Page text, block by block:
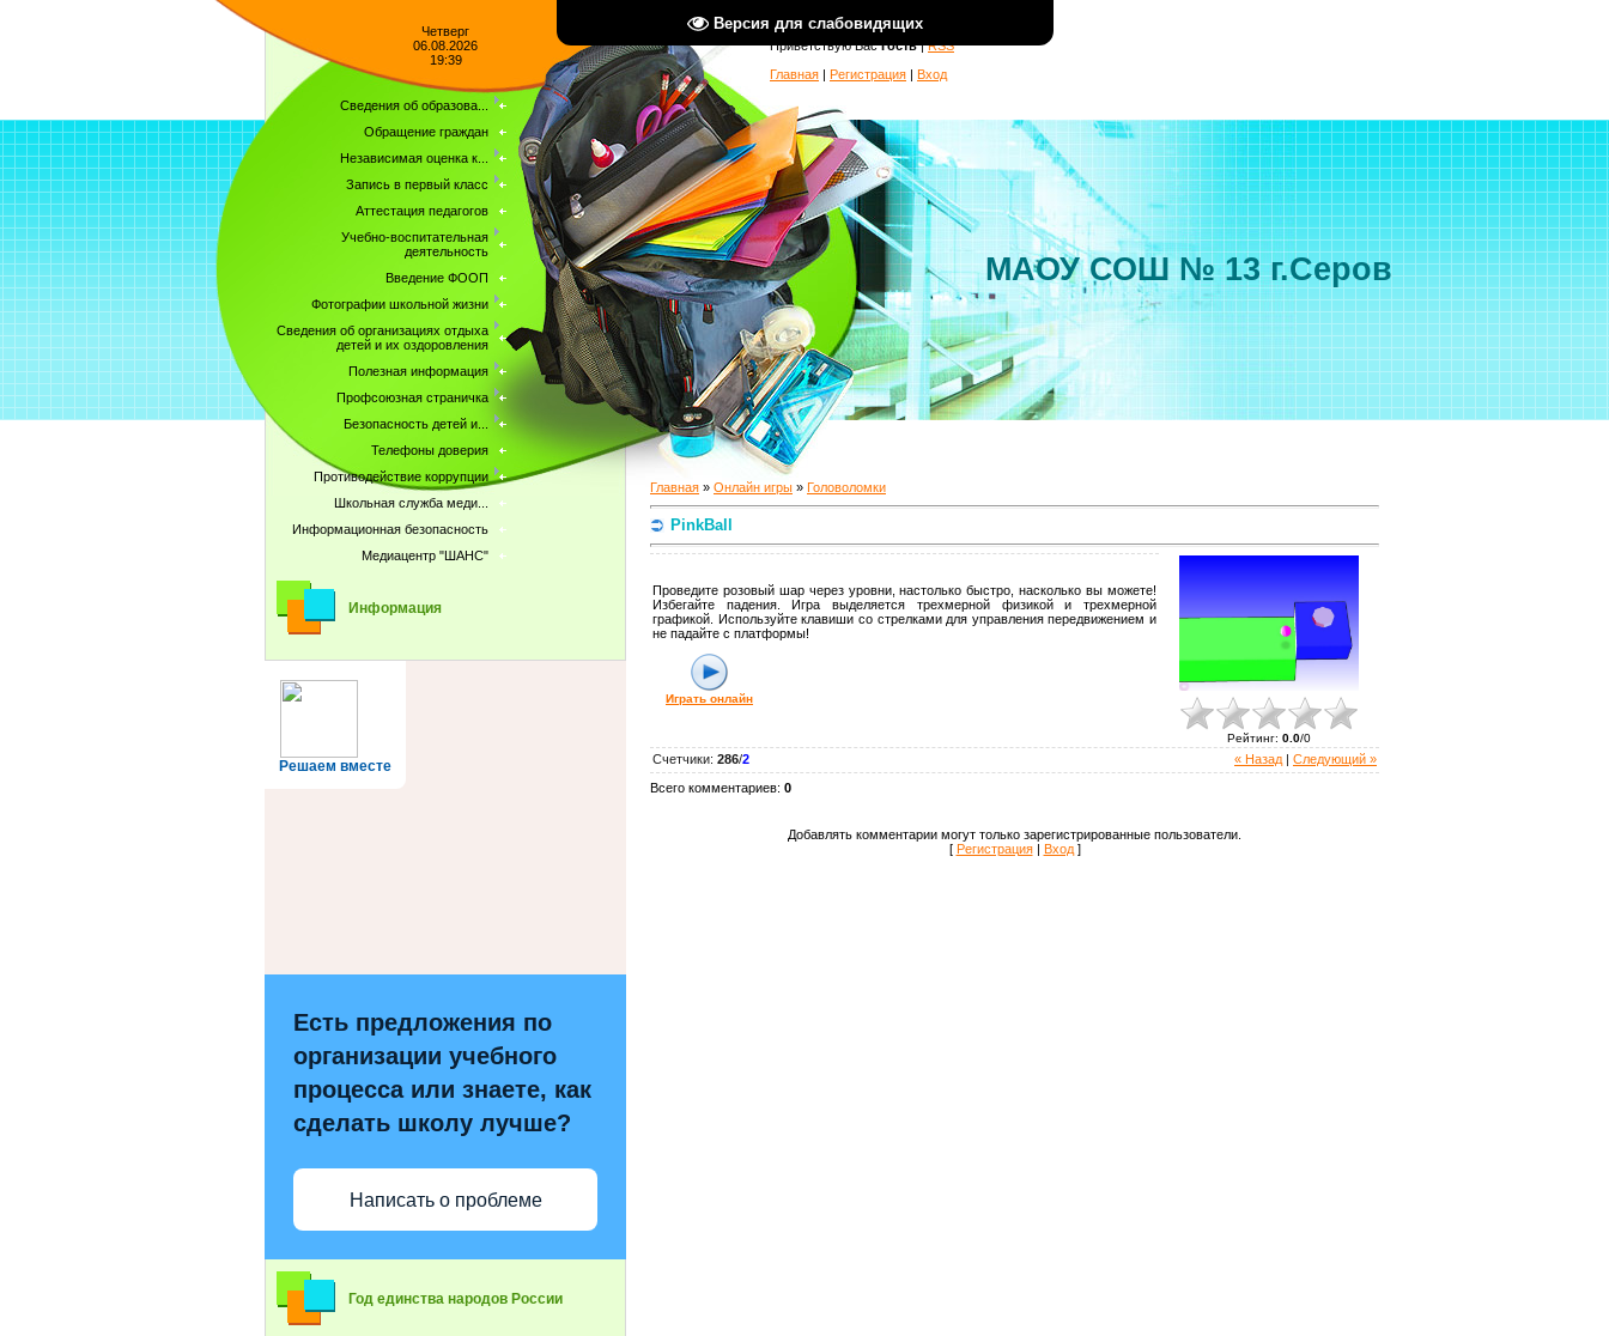
Версия для слабовидящих
Четверг
06.08.2026
19:39
Сведения об образова...
Обращение граждан
Независимая оценка к...
Запись в первый класс
Аттестация педагогов
Учебно-воспитательная
деятельность
Введение ФООП
Фотографии школьной жизни
Сведения об организациях отдыха
детей и их оздоровления
Полезная информация
Профсоюзная страничка
Безопасность детей и...
Телефоны доверия
Противодействие коррупции
Школьная служба меди...
Информационная безопасность
Медиацентр "ШАНС"
Информация
Решаем вместе
Есть предложения по
организации учебного
процесса или знаете, как
сделать школу лучше?
Написать о проблеме
Год единства народов России
Приветствую Вас Гость|RSS
Главная | Регистрация | Вход
МАОУ СОШ № 13 г.Серов
Главная » Онлайн игры » Головоломки
PinkBall
Проведите розовый шар через уровни, настолько быстро, насколько вы можете!
Избегайте падения. Игра выделяется трехмерной физикой и трехмерной
графикой. Используйте клавиши со стрелками для управления передвижением и
не падайте с платформы!
Играть онлайн
Рейтинг: 0.0/0
« Назад Следующий »
Счетчики: 286/2
Всего комментариев: 0
Добавлять комментарии могут только зарегистрированные пользователи.
[ Регистрация| Вход]